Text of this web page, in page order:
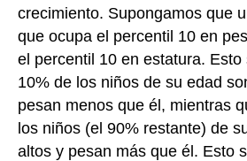
crecimiento. Supongamos que
que ocupa el percentil 10 en
el percentil 10 en estatura. Esto
10% de los niños de su edad
pesan menos que él, mientras
los niños (el 90% restante) de
altos y pesan más que él. Esto